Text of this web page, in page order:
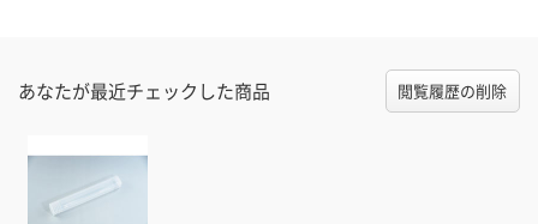
あなたが最近チェックした商品 閲覧履歴の削除